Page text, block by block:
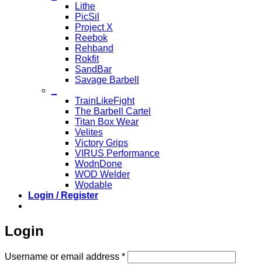
Lithe
PicSil
Project X
Reebok
Rehband
Rokfit
SandBar
Savage Barbell
TrainLikeFight
The Barbell Cartel
Titan Box Wear
Velites
Victory Grips
VIRUS Performance
WodnDone
WOD Welder
Wodable
Login / Register
Login
Username or email address *Required